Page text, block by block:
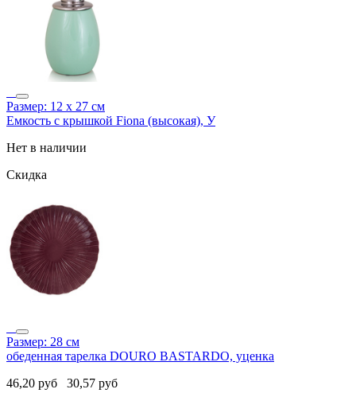
Размер: 12 х 27 см
Емкость с крышкой Fiona (высокая), У
Нет в наличии
Скидка
Размер: 28 см
обеденная тарелка DOURO BASTARDO, уценка
46,20 руб 30,57 руб